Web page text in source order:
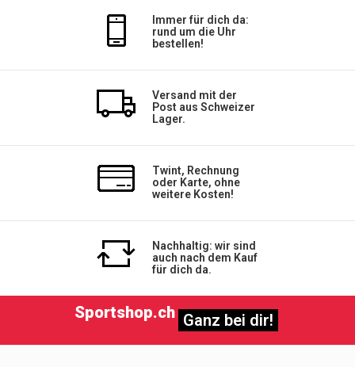
Immer für dich da:
rund um die Uhr
bestellen!
Versand mit der
Post aus Schweizer
Lager.
Twint, Rechnung
oder Karte, ohne
weitere Kosten!
Nachhaltig: wir sind
auch nach dem Kauf
für dich da.
Sportshop.ch Ganz bei dir!